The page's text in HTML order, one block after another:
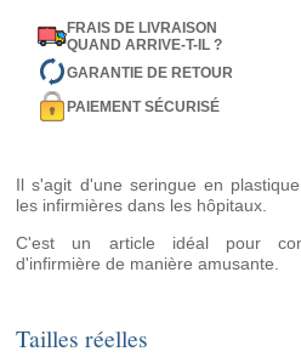
FRAIS DE LIVRAISON
QUAND ARRIVE-T-IL ?
GARANTIE DE RETOUR
PAIEMENT SÉCURISÉ
Il s'agit d'une seringue en
les infirmières dans les hôpitaux.
C'est un article idéal pour
d'infirmière de manière amusante.
Tailles réelles